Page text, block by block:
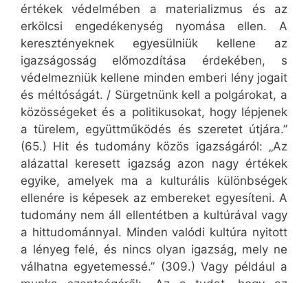
értékek védelmében a materializmus és az
erkölcsi engedékenység nyomása ellen. A
keresztényeknek egyesülniük kellene az
igazságosság előmozdítása érdekében, s
védelmezniük kellene minden emberi lény jogait
és méltóságát. / Sürgetnünk kell a polgárokat, a
közösségeket és a politikusokat, hogy lépjenek
a türelem, együttműködés és szeretet útjára.”
(65.) Hit és tudomány közös igazságáról: „Az
alázattal keresett igazság azon nagy értékek
egyike, amelyek ma a kulturális különbségek
ellenére is képesek az embereket egyesíteni. A
tudomány nem áll ellentétben a kultúrával vagy
a hittudománnyal. Minden valódi kultúra nyitott
a lényeg felé, és nincs olyan igazság, mely ne
válhatna egyetemessé.” (309.) Vagy például a